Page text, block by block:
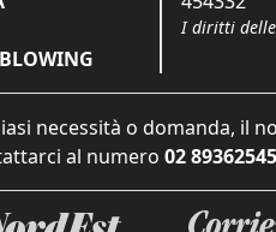
I diritti delle
necessità o domanda, il
al numero 02 89362545